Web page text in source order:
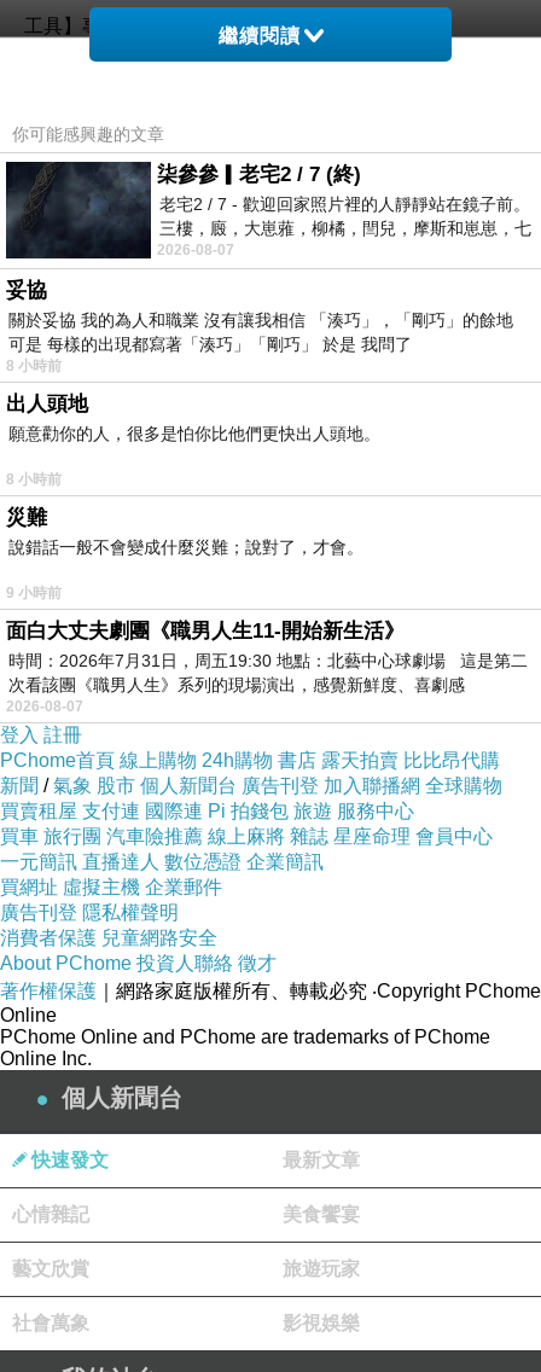
工具】專業綜合型三叉培林-軸承拔取分離工具組
工具組 在網路上買應該會比較便宜，【良匠工具】專業綜
合型三叉培林-軸承拔取分離工具組而且24小時都能買，上
網慢慢挑選，不用等店家開門也不用看店員臉色
想要購買【良匠工具】專業綜合型三叉培林-軸承
拔取分離工具組已經想很多天了!也求助谷哥大神
發現【良匠工具】專業綜合型三叉培林-軸承拔取
分離工具組的評價真的不錯想想哪裡買最便宜.心
得文.試用文.分享文行李箱/旅遊用品分享推薦.好
最後選擇在這購買【良匠工具】專業綜合型三叉
保障,也不會遇到詐騙集團,所以才選擇在這購入
更多資料、資訊參考分享↓↓↓
繼續閱讀
你可能感興趣的文章
柒參參▎老宅2 / 7 (終)
老宅2 / 7 - 歡迎回家照片裡的人靜靜站在鏡子前。
三樓，廄，大崽蕥，柳橘，閆兒，摩斯和崽崽，七
個人整整齊齊地站在鏡框之外，如同
2026-08-07
妥協
關於妥協 我的為人和職業 沒有讓我相信 「湊巧」，「剛巧」的餘地
可是 每樣的出現都寫著「湊巧」「剛巧」 於是 我問了
8 小時前
出人頭地
願意勸你的人，很多是怕你比他們更快出人頭地。
8 小時前
災難
說錯話一般不會變成什麼災難；說對了，才會。
9 小時前
面白大丈夫劇團《職男人生11-開始新生活》
時間：2026年7月31日，周五19:30 地點：北藝中心球劇場 這是第二
次看該團《職男人生》系列的現場演出，感覺新鮮度、喜劇感
2026-08-07
登入 註冊
PChome首頁 線上購物 24h購物 書店 露天拍賣 比比昂代購
新聞 /氣象 股市 個人新聞台 廣告刊登 加入聯播網 全球購物
買賣租屋 支付連 國際連 Pi 拍錢包 旅遊 服務中心
買車 旅行團 汽車險推薦 線上麻將 雜誌 星座命理 會員中心
一元簡訊 直播達人 數位憑證 企業簡訊
買網址 虛擬主機 企業郵件
廣告刊登 隱私權聲明
消費者保護 兒童網路安全
About PChome 投資人聯絡 徵才
著作權保護 ｜網路家庭版權所有、轉載必究 ‧Copyright PChome
Online
PChome Online and PChome are trademarks of PChome
Online Inc.
個人新聞台
快速發文 最新文章
心情雜記 美食饗宴
藝文欣賞 旅遊玩家
社會萬象 影視娛樂